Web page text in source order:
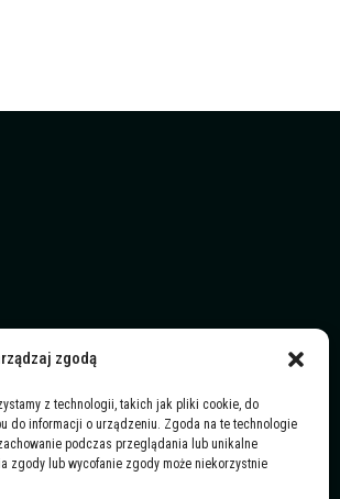
zgodą
z technologii, takich jak pliki cookie, do
do informacji o urządzeniu. Zgoda na te technologie
podczas przeglądania lub unikalne
zgody lub wycofanie zgody może niekorzystnie